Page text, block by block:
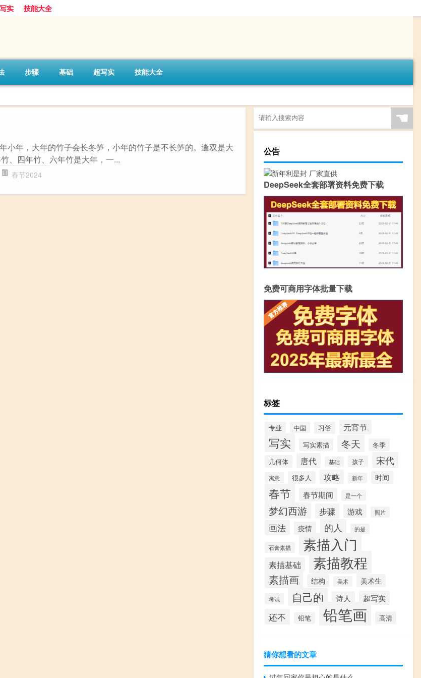
实 技能大全
步骤 基础 超写实 技能大全
小年，大年的竹子会长冬笋，小年的竹子是不长笋的。逢双是大
、四年竹、六年竹是大年，一...
春节2024
☚
公告
DeepSeek全套部署资料免费下载
免费可商用字体批量下载
标签
专业 中国 习俗 元宵节
写实 写实素描 冬天
冬季
几何体
唐代 基础 孩子 宋代
寓意 很多人 攻略 新年 时间
春节 春节期间 是一个
梦幻西游 步骤 游戏 照片
画法 疫情 的人 的是
石膏素描 素描入门
素描基础 素描教程
素描画 结构 美术 美术生
考试 自己的 诗人 超写实
还不 铅笔 铅笔画 高清
猜你想看的文章